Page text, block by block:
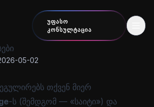
ᲣᲤᲐᲡᲝ
ᲙᲝᲜᲡᲣᲚᲢᲐᲪᲘᲐ
05-02
თქვენ მიერ
-ს (შემდგომ — «საიტი») და